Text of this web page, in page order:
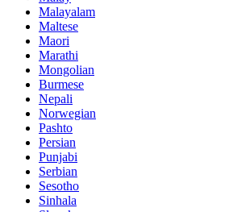
Malayalam
Maltese
Maori
Marathi
Mongolian
Burmese
Nepali
Norwegian
Pashto
Persian
Punjabi
Serbian
Sesotho
Sinhala